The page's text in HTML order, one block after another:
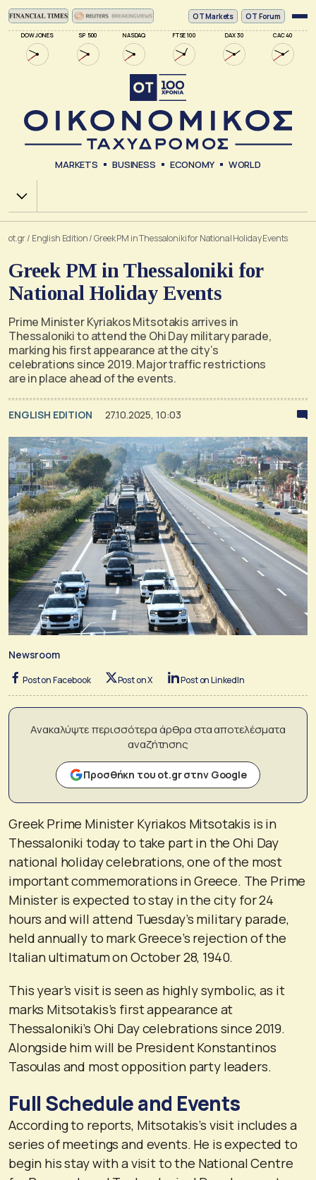
DOW JONES SP 500 NASDAQ FTSE 100 DAX 30 CAC 40
ΟΤ Markets OT Forum
MARKETS BUSINESS ECONOMY WORLD
Χ.Α.
ot.gr/ English Edition/Greek PM in Thessaloniki for National Holiday Events
Greek PM in Thessaloniki for
National Holiday Events
Prime Minister Kyriakos Mitsotakis arrives in
Thessaloniki to attend the Ohi Day military parade,
marking his first appearance at the city’s
celebrations since 2019. Major traffic restrictions
are in place ahead of the events.
ENGLISH EDITION 27.10.2025, 10:03
Newsroom
Post on Facebook Post on X Post on LinkedIn
Ανακαλύψτε περισσότερα άρθρα στα αποτελέσματα
αναζήτησης
Προσθήκη του ot.gr στην Google
Greek Prime Minister Kyriakos Mitsotakis is in
Thessaloniki today to take part in the Ohi Day
national holiday celebrations, one of the most
important commemorations in Greece. The Prime
Minister is expected to stay in the city for 24
hours and will attend Tuesday’s military parade,
held annually to mark Greece’s rejection of the
Italian ultimatum on October 28, 1940.
This year’s visit is seen as highly symbolic, as it
marks Mitsotakis’s first appearance at
Thessaloniki’s Ohi Day celebrations since 2019.
Alongside him will be President Konstantinos
Tasoulas and most opposition party leaders.
Full Schedule and Events
According to reports, Mitsotakis’s visit includes a
series of meetings and events. He is expected to
begin his stay with a visit to the National Centre